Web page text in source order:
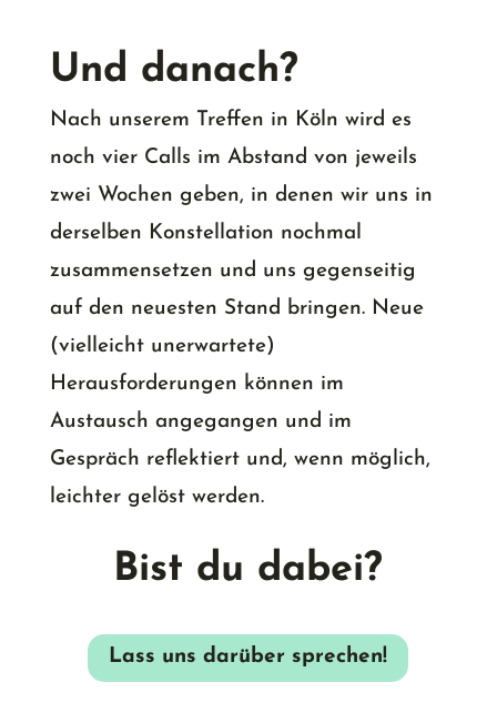
Und danach?
Nach unserem Treffen in Köln wird es
noch vier Calls im Abstand von jeweils
zwei Wochen geben, in denen wir uns in
derselben Konstellation nochmal
zusammensetzen und uns gegenseitig
auf den neuesten Stand bringen. Neue
(vielleicht unerwartete)
Herausforderungen können im
Austausch angegangen und im
Gespräch reflektiert und, wenn möglich,
leichter gelöst werden.
Bist du dabei?
Lass uns darüber sprechen!